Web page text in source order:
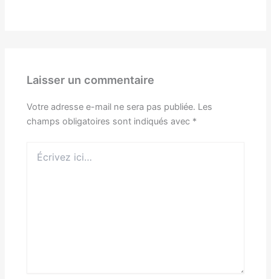
Laisser un commentaire
Votre adresse e-mail ne sera pas publiée. Les
champs obligatoires sont indiqués avec *
ici…